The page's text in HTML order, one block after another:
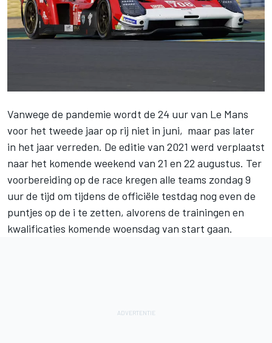
Vanwege de pandemie wordt de 24 uur van Le Mans
voor het tweede jaar op rij niet in juni, maar pas later
in het jaar verreden. De editie van 2021 werd verplaatst
naar het komende weekend van 21 en 22 augustus. Ter
voorbereiding op de race kregen alle teams zondag 9
uur de tijd om tijdens de officiële testdag nog even de
puntjes op de i te zetten, alvorens de trainingen en
kwalificaties komende woensdag van start gaan.